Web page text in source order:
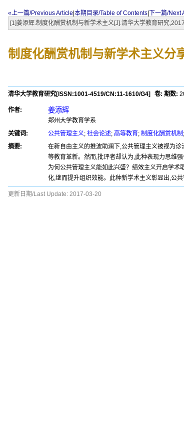
«上一篇/Previous Article 本期目录/Table of Contents
下一篇/Next
[1]姜添辉.制度化酬赏机制与新学术主义[J].清华大学教育研究
制度化酬赏机制与新学术主义分
清华大学教育研究[ISSN:1001-4519/CN:11-1610/G4] 卷: 期数:
作者: 姜添辉
郑州大学教育学系
关键词:
公共管理主义; 社会论述; 高等教育; 制度化酬赏机制 ;
摘要:
在新自由主义的推波助澜下,公共管理主义被视为
等教育革新。然而,批评者却认为,此种表现力思维
为何公共管理主义能如此兴盛？绩效主义开启学
化,继而提升组织效能。此种新学术主义彰显出,公
更新日期/Last Update: 2017-03-20